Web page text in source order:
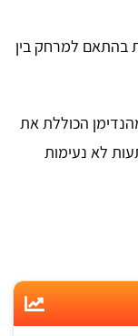
בהתאם למרחק בין
הכוללת את
לא נעימות